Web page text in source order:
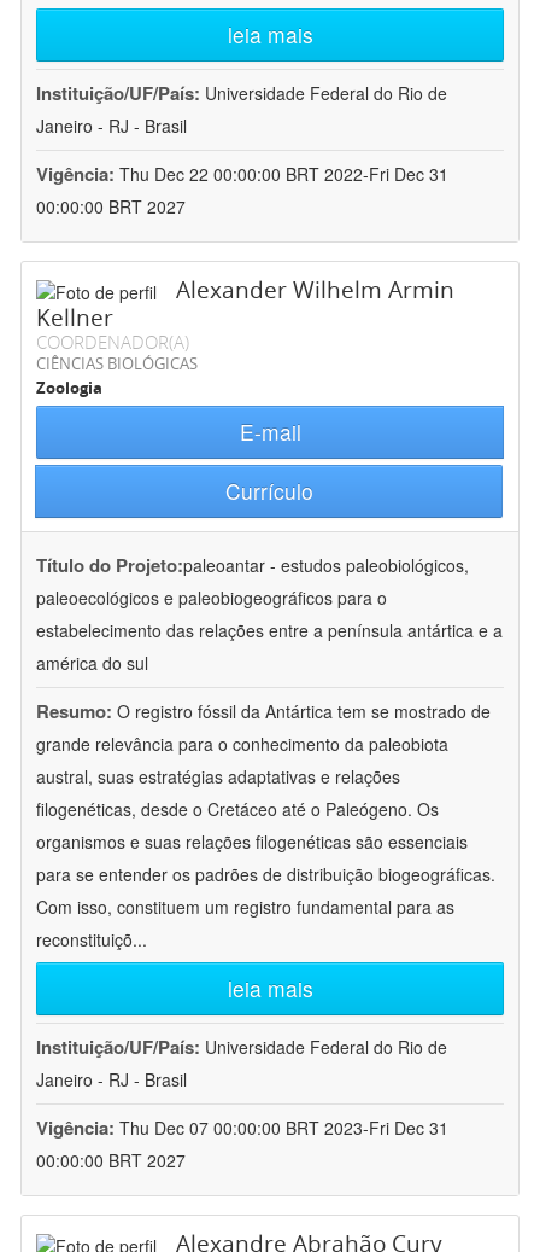
leia mais
Instituição/UF/País: Universidade Federal do Rio de
Janeiro - RJ - Brasil
Vigência: Thu Dec 22 00:00:00 BRT 2022-Fri Dec 31
00:00:00 BRT 2027
Alexander Wilhelm Armin
Kellner
COORDENADOR(A)
CIÊNCIAS BIOLÓGICAS
Zoologia
E-mail
Currículo
Título do Projeto:paleoantar - estudos paleobiológicos,
paleoecológicos e paleobiogeográficos para o
estabelecimento das relações entre a península antártica e a
américa do sul
Resumo: O registro fóssil da Antártica tem se mostrado de
grande relevância para o conhecimento da paleobiota
austral, suas estratégias adaptativas e relações
filogenéticas, desde o Cretáceo até o Paleógeno. Os
organismos e suas relações filogenéticas são essenciais
para se entender os padrões de distribuição biogeográficas.
Com isso, constituem um registro fundamental para as
reconstituiçõ...
leia mais
Instituição/UF/País: Universidade Federal do Rio de
Janeiro - RJ - Brasil
Vigência: Thu Dec 07 00:00:00 BRT 2023-Fri Dec 31
00:00:00 BRT 2027
Alexandre Abrahão Cury